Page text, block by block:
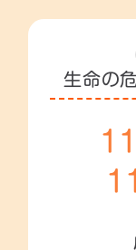
生命の